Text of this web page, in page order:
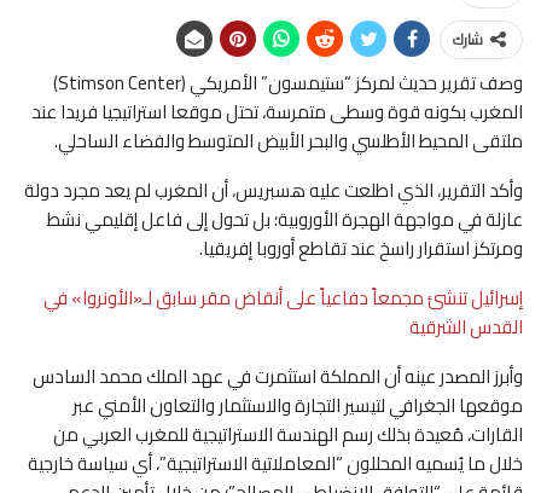
شارك
وصف تقرير حديث لمركز “ستيمسون” الأمريكي (Stimson Center)
المغرب بكونه قوة وسطى متمرسة، تحتل موقعا استراتيجيا فريدا عند
ملتقى المحيط الأطلسي والبحر الأبيض المتوسط والفضاء الساحلي.
وأكد التقرير، الذي اطلعت عليه هسبريس، أن المغرب لم يعد مجرد دولة
عازلة في مواجهة الهجرة الأوروبية؛ بل تحول إلى فاعل إقليمي نشط
ومرتكز استقرار راسخ عند تقاطع أوروبا إفريقيا.
إسرائيل تنشئ مجمعاً دفاعياً على أنقاض مقر سابق لـ«الأونروا» في
القدس الشرقية
وأبرز المصدر عينه أن المملكة استثمرت في عهد الملك محمد السادس
موقعها الجغرافي لتيسير التجارة والاستثمار والتعاون الأمني عبر
القارات، مُعيدة بذلك رسم الهندسة الاستراتيجية للمغرب العربي من
خلال ما يُسميه المحللون “المعاملاتية الاستراتيجية”، أي سياسة خارجية